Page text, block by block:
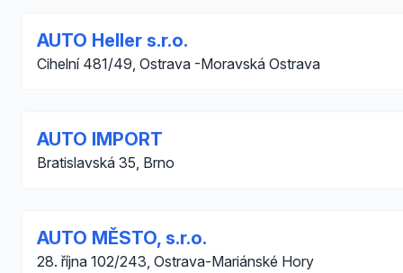
AUTO Heller s.r.o.
Cihelní 481/49, Ostrava -Moravská Ostrava
AUTO IMPORT
Bratislavská 35, Brno
AUTO MĚSTO, s.r.o.
28. října 102/243, Ostrava-Mariánské Hory